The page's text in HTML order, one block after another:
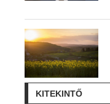
KITEKINTŐ